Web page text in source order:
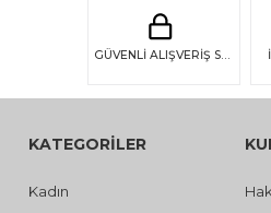
GÜVENLİ ALIŞVERİŞ SSL GÜVENLİĞİ
KATEGORİLER
Kadın